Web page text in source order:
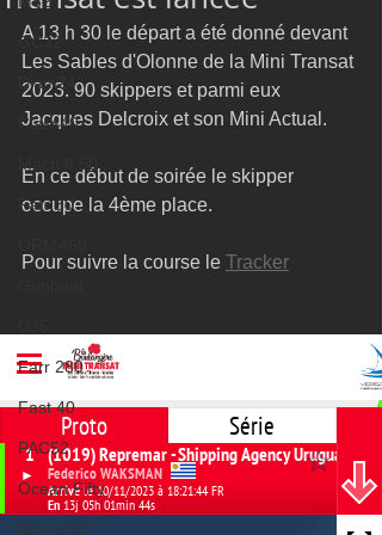
GC32
Diam24
Class40
Mach 6.50
Farr 30
Farr 280
Fast 40
PAC52
Ocean Fifty
Mini 6.50
A 13 h 30 le départ a été donné devant
Les Sables d'Olonne de la Mini Transat
2023. 90 skippers et parmi eux
Jacques Delcroix et son Mini Actual.
En ce début de soirée le skipper
occupe la 4ème place.
Pour suivre la course le Tracker